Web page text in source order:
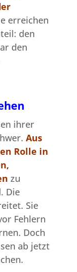
erreichen
den
den
ihrer
Aus
Rolle in
zu
Die
Sie
Fehlern
Doch
ab jetzt